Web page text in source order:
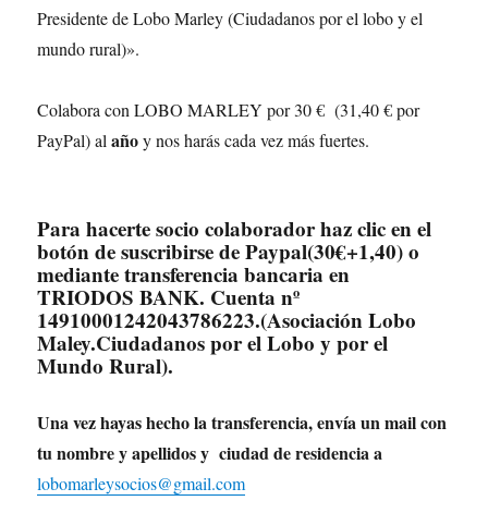
Presidente de Lobo Marley (Ciudadanos por el lobo y el
mundo rural)».
Colabora con LOBO MARLEY por 30 € (31,40 € por
PayPal) alañoy nos harás cada vez más fuertes.
Para hacerte socio colaborador haz clic en el
botón de suscribirse de Paypal(30€+1,40) o
mediante transferencia bancaria en
TRIODOS BANK. Cuenta nº
14910001242043786223.(Asociación Lobo
Maley.Ciudadanos por el Lobo y por el
Mundo Rural).
Una vez hayas hecho la transferencia, envía un mail con
tu nombre y apellidos y ciudad de residencia a
lobomarleysocios@gmail.com